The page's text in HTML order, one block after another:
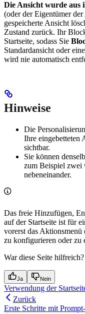
Die Ansicht wurde aus
(oder der Eigentümer
gespeicherte Ansicht
Zustand zurück. Ihr
Startseite, sodass Sie
Standardansicht oder
wird nie automatisch
Hinweise
Die
Ihre eingebetteten
sichtbar.
Sie können
zum Beispiel zwei
nebeneinander.
Das freie Hinzufügen,
auf der Startseite ist für
vorerst das Aktionsmenü
zu konfigurieren oder zu
War diese Seite hilfreich?
Ja Nein
Verwendung der
Zurück
Erste Schritte mit